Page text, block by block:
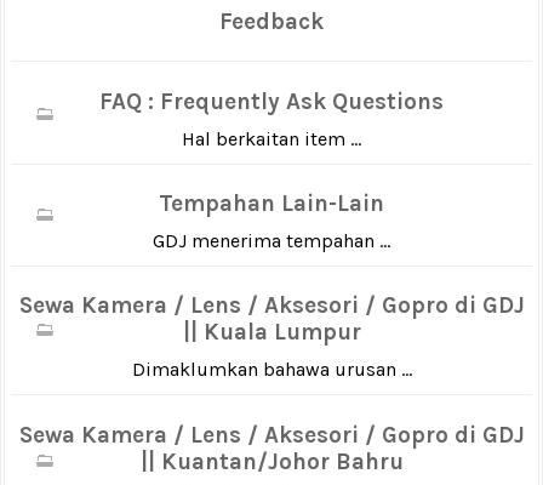
Feedback
FAQ : Frequently Ask Questions
Hal berkaitan item ...
Tempahan Lain-Lain
GDJ menerima tempahan ...
Sewa Kamera / Lens / Aksesori / Gopro di GDJ
|| Kuala Lumpur
Dimaklumkan bahawa urusan ...
Sewa Kamera / Lens / Aksesori / Gopro di GDJ
|| Kuantan/Johor Bahru